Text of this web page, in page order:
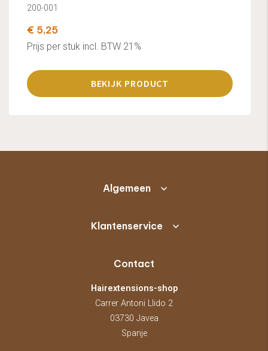
200-001
€ 5,25
Prijs per stuk incl. BTW 21%
BEKIJK PRODUCT
Algemeen
Klantenservice
Contact
Hairextensions-shop
Carrer Antoni Llido 2
03730 Javea
Spanje